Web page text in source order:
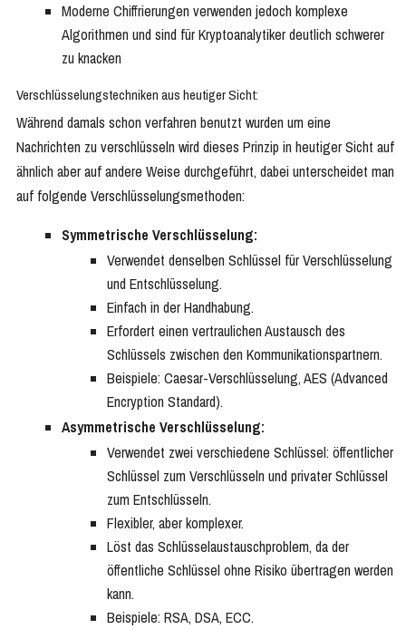
Moderne Chiffrierungen verwenden jedoch komplexe
Algorithmen und sind für Kryptoanalytiker deutlich schwerer
zu knacken
Verschlüsselungstechniken aus heutiger Sicht:
Während damals schon verfahren benutzt wurden um eine
Nachrichten zu verschlüsseln wird dieses Prinzip in heutiger Sicht auf
ähnlich aber auf andere Weise durchgeführt, dabei unterscheidet man
auf folgende Verschlüsselungsmethoden:
Symmetrische Verschlüsselung:
Verwendet denselben Schlüssel für Verschlüsselung
und Entschlüsselung.
Einfach in der Handhabung.
Erfordert einen vertraulichen Austausch des
Schlüssels zwischen den Kommunikationspartnern.
Beispiele: Caesar-Verschlüsselung, AES (Advanced
Encryption Standard).
Asymmetrische Verschlüsselung:
Verwendet zwei verschiedene Schlüssel: öffentlicher
Schlüssel zum Verschlüsseln und privater Schlüssel
zum Entschlüsseln.
Flexibler, aber komplexer.
Löst das Schlüsselaustauschproblem, da der
öffentliche Schlüssel ohne Risiko übertragen werden
kann.
Beispiele: RSA, DSA, ECC.